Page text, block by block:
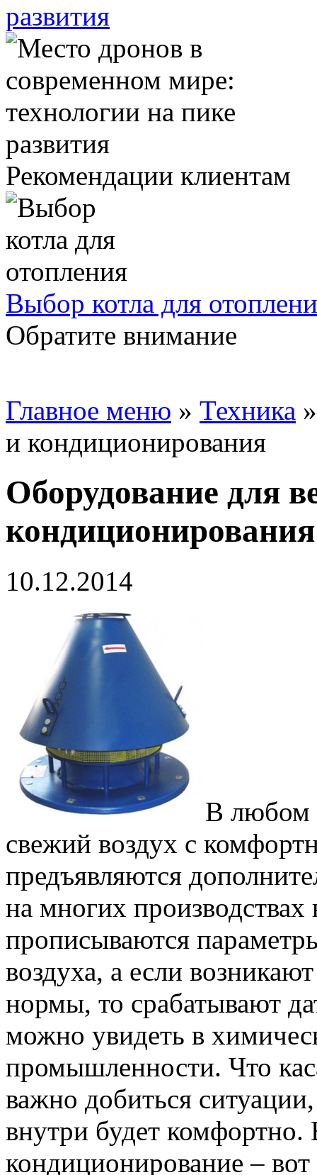
развития
Рекомендации клиентам
Выбор котла для
Обратите внимание
Главное меню » Техника
и кондиционирования
Оборудование для
кондиционирования
10.12.2014
В любом
свежий воздух с
предъявляются
на многих
прописываются
воздуха, а если
нормы, то срабатывают
можно увидеть в
промышленности. Что
важно добиться
внутри будет комфортно.
кондиционирование –